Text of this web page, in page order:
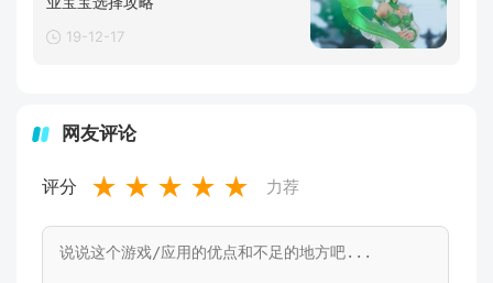
19-12-17
网友评论
评分 ★ ★ ★ ★ ★ 力荐